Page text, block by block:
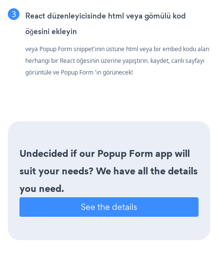
React düzenleyicisinde html veya gömülü kod
öğesini ekleyin
veya Popup Form snippet'inin üstüne html veya bir embed kodu alan
herhangi bir React öğesinin üzerine yapıştırın. kaydet, canlı sayfayı
görüntüle ve Popup Form 'in görünecek!
Undecided if our Popup Form app will
suit your needs? We have all the details
you need.
See the details